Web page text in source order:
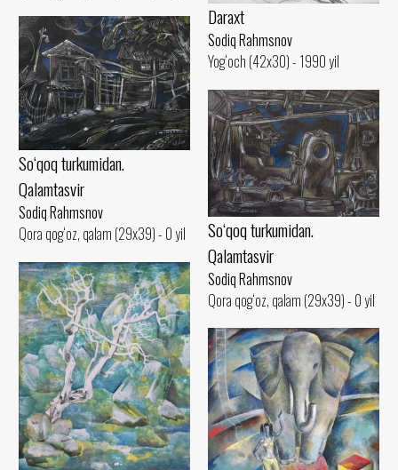
Daraxt
Sodiq Rahmsnov
Yog‘och (42x30) - 1990 yil
So‘qoq turkumidan.
Qalamtasvir
Sodiq Rahmsnov
Qora qog‘oz, qalam (29x39) - 0 yil
So‘qoq turkumidan.
Qalamtasvir
Sodiq Rahmsnov
Qora qog‘oz, qalam (29x39) - 0 yil